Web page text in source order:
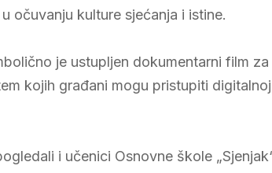
očuvanju kulture sjećanja i istine.
je ustupljen dokumentarni film
kojih građani mogu pristupiti
i učenici Osnovne škole